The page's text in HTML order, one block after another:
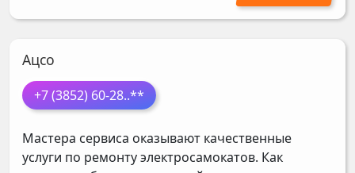
Ацсо
+7 (3852) 60-28..**
Мастера сервиса оказывают качественные
услуги по ремонту электросамокатов. Как